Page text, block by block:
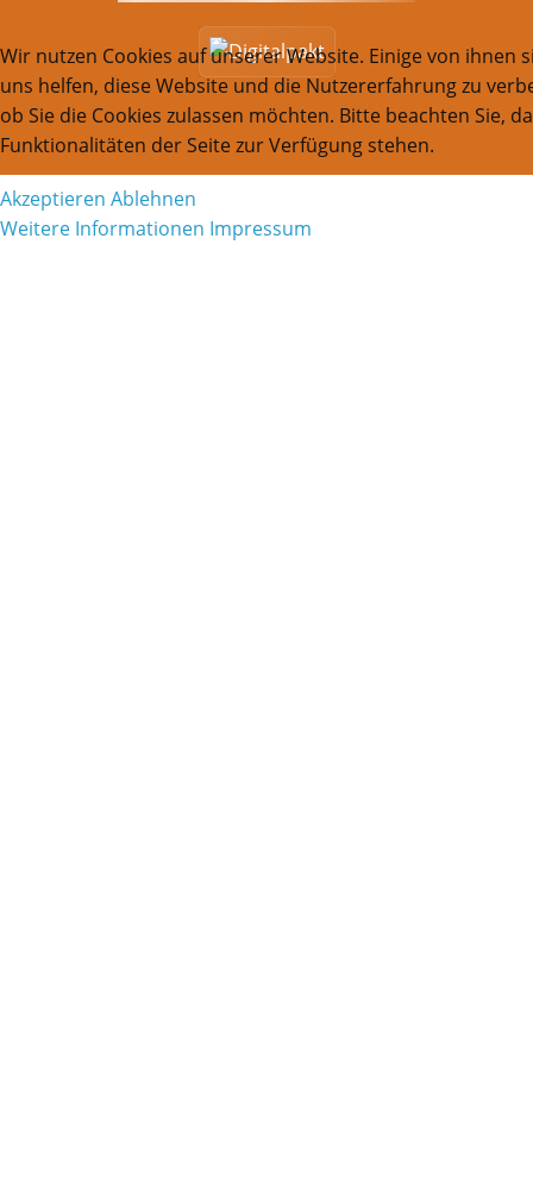
Wir nutzen Cookies auf unserer Website. Einige von
uns helfen, diese Website und die Nutzererfahrung zu
ob Sie die Cookies zulassen möchten. Bitte beachten Sie,
Funktionalitäten der Seite zur Verfügung stehen.
Akzeptieren Ablehnen
Weitere Informationen Impressum